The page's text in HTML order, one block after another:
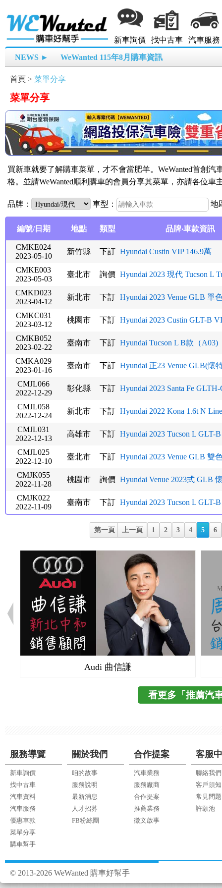
新車詢價 找中古車 汽車服務
NEWS ► WeWanted 115年8月購車資訊
首頁 > 菜單分享
菜單分享
買新車就要了解購車菜單，才不會當肥羊。WeWanted首創
格。並請WeWanted順利購車的會員分享其菜單，亦請各位
品牌： 車型： 地
編號/日期 地點 類型 品牌‧車款資訊
CMKE024
2023-05-10
新竹縣 下訂 Hyundai Custin VIP 146.9萬
CMKE003
2023-05-03
臺北市 詢價 Hyundai 2023 現代 Tucson L
CMKD023
2023-04-12
新北市 下訂 Hyundai 2023 Venue GLB 單
CMKC031
2023-03-12
桃園市 下訂 Hyundai 2023 Custin GLT-B
CMKB052
2023-02-22
臺南市 下訂 Hyundai Tucson L B款（A03)
CMKA029
2023-01-16
臺南市 下訂 Hyundai 正23 Venue GLB(懷
CMJL066
2022-12-29
彰化縣 下訂 Hyundai 2023 Santa Fe
CMJL058
2022-12-24
新北市 下訂 Hyundai 2022 Kona 1.6t N
CMJL031
2022-12-13
高雄市 下訂 Hyundai 2023 Tucson L GLT-
CMJL025
2022-12-10
臺北市 下訂 Hyundai 2023 Venue GLB 雙
CMJK055
2022-11-28
桃園市 詢價 Hyundai Venue 2023式 GLB
CMJK022
2022-11-09
臺南市 下訂 Hyundai 2023 Tucson L GLT-
第一頁 上一頁 1 2 3 4 5 6
Audi 曲信謙
看更多「推薦汽
服務導覽
新車詢價
找中古車
汽車資料
汽車服務
優惠車款
菜單分享
購車幫手
關於我們
咱的故事
服務說明
最新消息
人才招募
FB粉絲團
合作提案
汽車業務
服務廠商
合作提案
推薦業務
徵文啟事
客服
聯絡我們
客戶須知
常見問題
許願池
© 2013-2026 WeWanted 購車好幫手